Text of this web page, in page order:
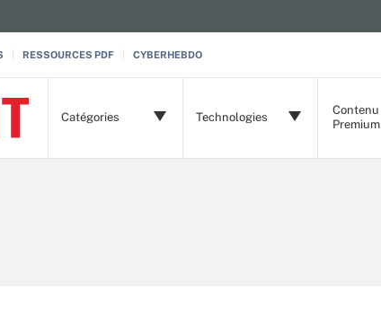
RESSOURCES PDF CYBERHEBDO
Catégories Technologies
Contenu
Premium